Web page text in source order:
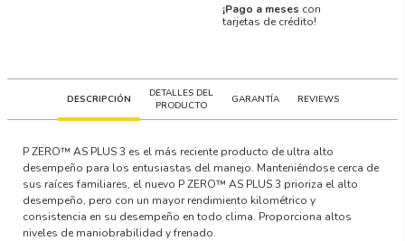
¡Pago a meses con
tarjetas de crédito!
DESCRIPCIÓN
DETALLES DEL
PRODUCTO
GARANTÍA REVIEWS
P ZERO™ AS PLUS 3 es el más reciente producto de ultra alto
desempeño para los entusiastas del manejo. Manteniéndose cerca de
sus raíces familiares, el nuevo P ZERO™ AS PLUS 3 prioriza el alto
desempeño, pero con un mayor rendimiento kilométrico y
consistencia en su desempeño en todo clima. Proporciona altos
niveles de maniobrabilidad y frenado.